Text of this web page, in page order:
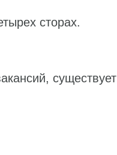
сторах.
существует